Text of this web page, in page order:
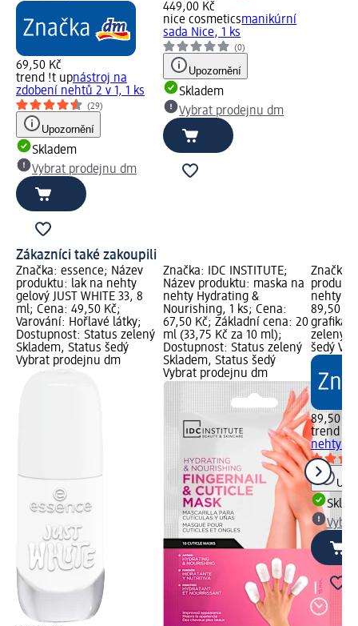
69,50 Kč
trend !t upnástroj na
zdobení nehtů 2 v 1, 1 ks
(29)
Upozornění
Skladem
Vybrat prodejnu dm
449,00 Kč
nice cosmeticsmanikúrní
sada Nice, 1 ks
(0)
Upozornění
Skladem
Vybrat prodejnu dm
Zákazníci také zakoupili
Značka: essence; Název
produktu: lak na nehty
gelový JUST WHITE 33, 8
ml; Cena: 49,50 Kč;
Varování: Hořlavé látky;
Dostupnost: Status zelený
Skladem, Status šedý
Vybrat prodejnu dm
Značka: IDC INSTITUTE;
Název produktu: maska na
nehty Hydrating &
Nourishing, 1 ks; Cena:
67,50 Kč; Základní cena: 20
ml (33,75 Kč za 10 ml);
Dostupnost: Status zelený
Skladem, Status šedý
Vybrat prodejnu dm
Značka:
nehty v
89,50
grafika;
zelený
šedý
89,50 Kč
trend !t
nehty v